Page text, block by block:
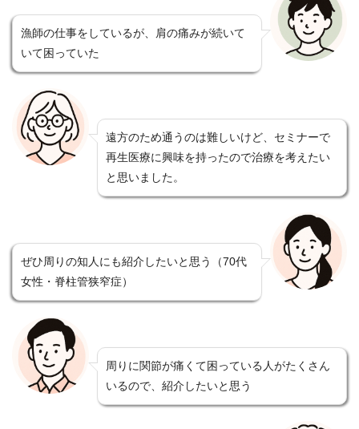
漁師の仕事をしているが、肩の痛みが続いて
いて困っていた
遠方のため通うのは難しいけど、セミナーで
再生医療に興味を持ったので治療を考えたい
と思いました。
ぜひ周りの知人にも紹介したいと思う（70代
女性・脊柱管狭窄症）
周りに関節が痛くて困っている人がたくさん
いるので、紹介したいと思う